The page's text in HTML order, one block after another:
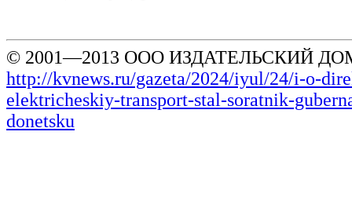
© 2001—2013 ООО ИЗДАТЕЛЬСКИЙ
http://kvnews.ru/gazeta/2024/iyul/24/i-o-
elektricheskiy-transport-stal-soratnik-
donetsku